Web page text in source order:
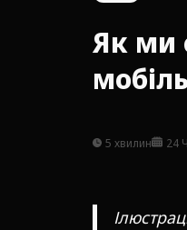
Як ми
5 хвилин 24